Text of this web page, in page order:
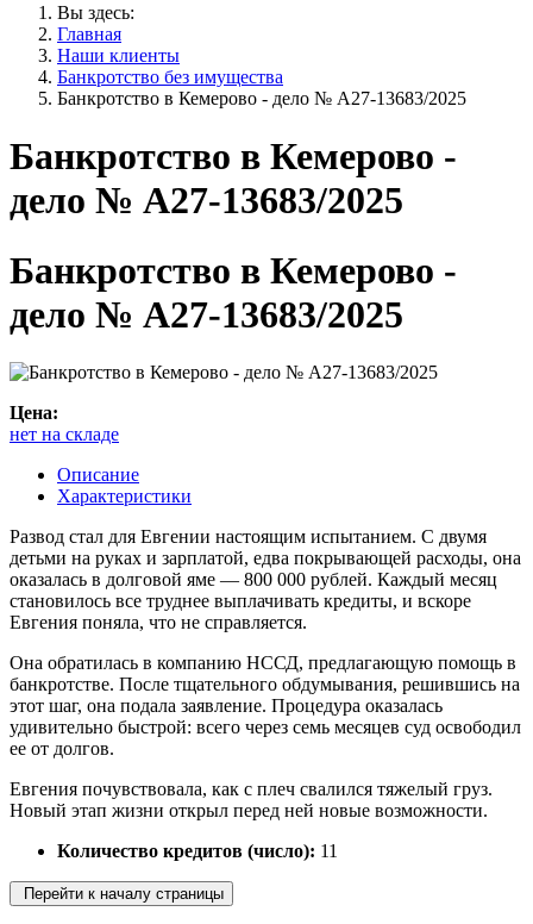
Вы здесь:
Главная
Наши клиенты
Банкротство без имущества
Банкротство в Кемерово - дело № А27-13683/2025
Банкротство в Кемерово -
дело № А27-13683/2025
Банкротство в Кемерово -
дело № А27-13683/2025
Цена:
нет на складе
Описание
Характеристики
Развод стал для Евгении настоящим испытанием. С двумя
детьми на руках и зарплатой, едва покрывающей расходы, она
оказалась в долговой яме — 800 000 рублей. Каждый месяц
становилось все труднее выплачивать кредиты, и вскоре
Евгения поняла, что не справляется.
Она обратилась в компанию НССД, предлагающую помощь в
банкротстве. После тщательного обдумывания, решившись на
этот шаг, она подала заявление. Процедура оказалась
удивительно быстрой: всего через семь месяцев суд освободил
ее от долгов.
Евгения почувствовала, как с плеч свалился тяжелый груз.
Новый этап жизни открыл перед ней новые возможности.
Количество кредитов (число): 11
Перейти к началу страницы